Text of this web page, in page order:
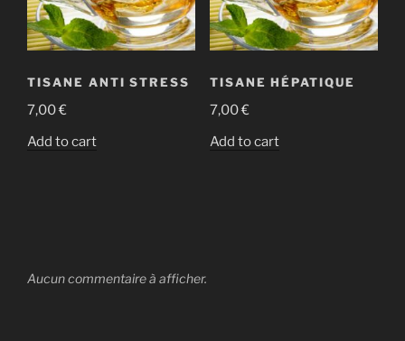
TISANE ANTI STRESS
7,00€
Add to cart
TISANE HÉPATIQUE
7,00€
Add to cart
Aucun commentaire à afficher.